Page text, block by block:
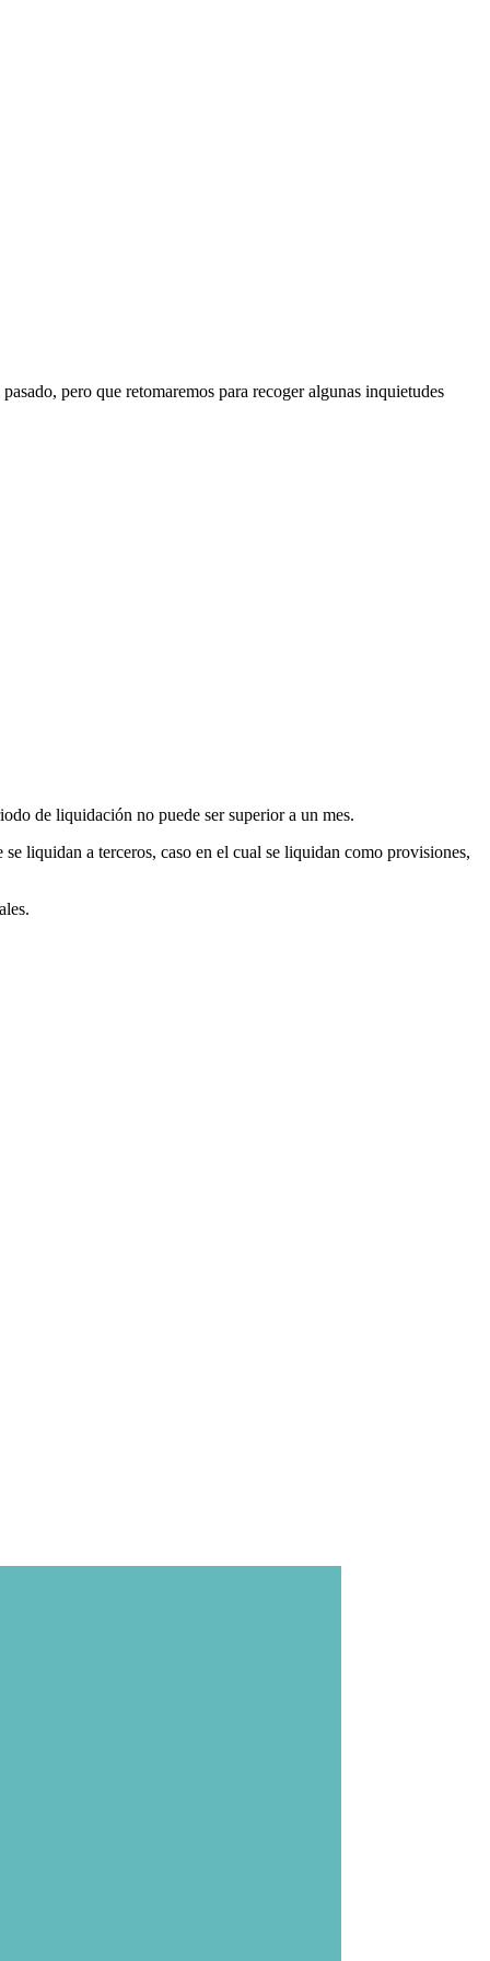
pero que retomaremos para recoger algunas inquietudes
de liquidación no puede ser superior a un mes.
liquidan a terceros, caso en el cual se liquidan como provisiones,